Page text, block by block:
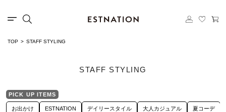
TOP STAFF STYLING
STAFF STYLING
PICK UP ITEMS
お出かけ ESTNATION デイリースタイル 大人カジュアル 夏コーデ